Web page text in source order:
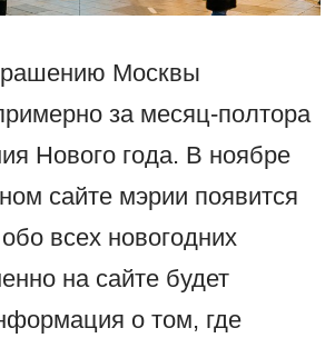
Москвы
за месяц-полтора
Нового года. В ноябре
сайте мэрии появится
всех новогодних
на сайте будет
о том, где